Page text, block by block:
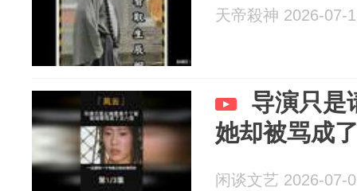
天帝殺神 2026-07-
导演只是
她却被骂成
闲谈文艺 2026-07-